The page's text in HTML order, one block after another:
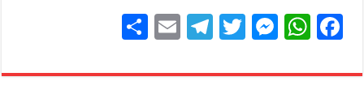
F
c
W
at
M
ss
T
tt
T
e
E
ail
ar